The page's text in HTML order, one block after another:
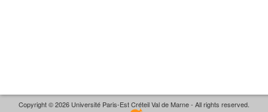
Copyright © 2026 Université Paris-Est Créteil Val de Marne - All rights reserved.